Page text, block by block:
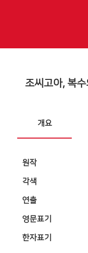
조씨고아, 복
개요
원작
각색
연출
영문표기
한자표기